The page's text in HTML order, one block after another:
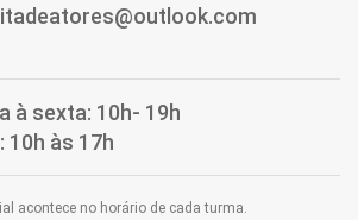
à sexta: 10h- 19h
10h às 17h
acontece no horário de cada turma.